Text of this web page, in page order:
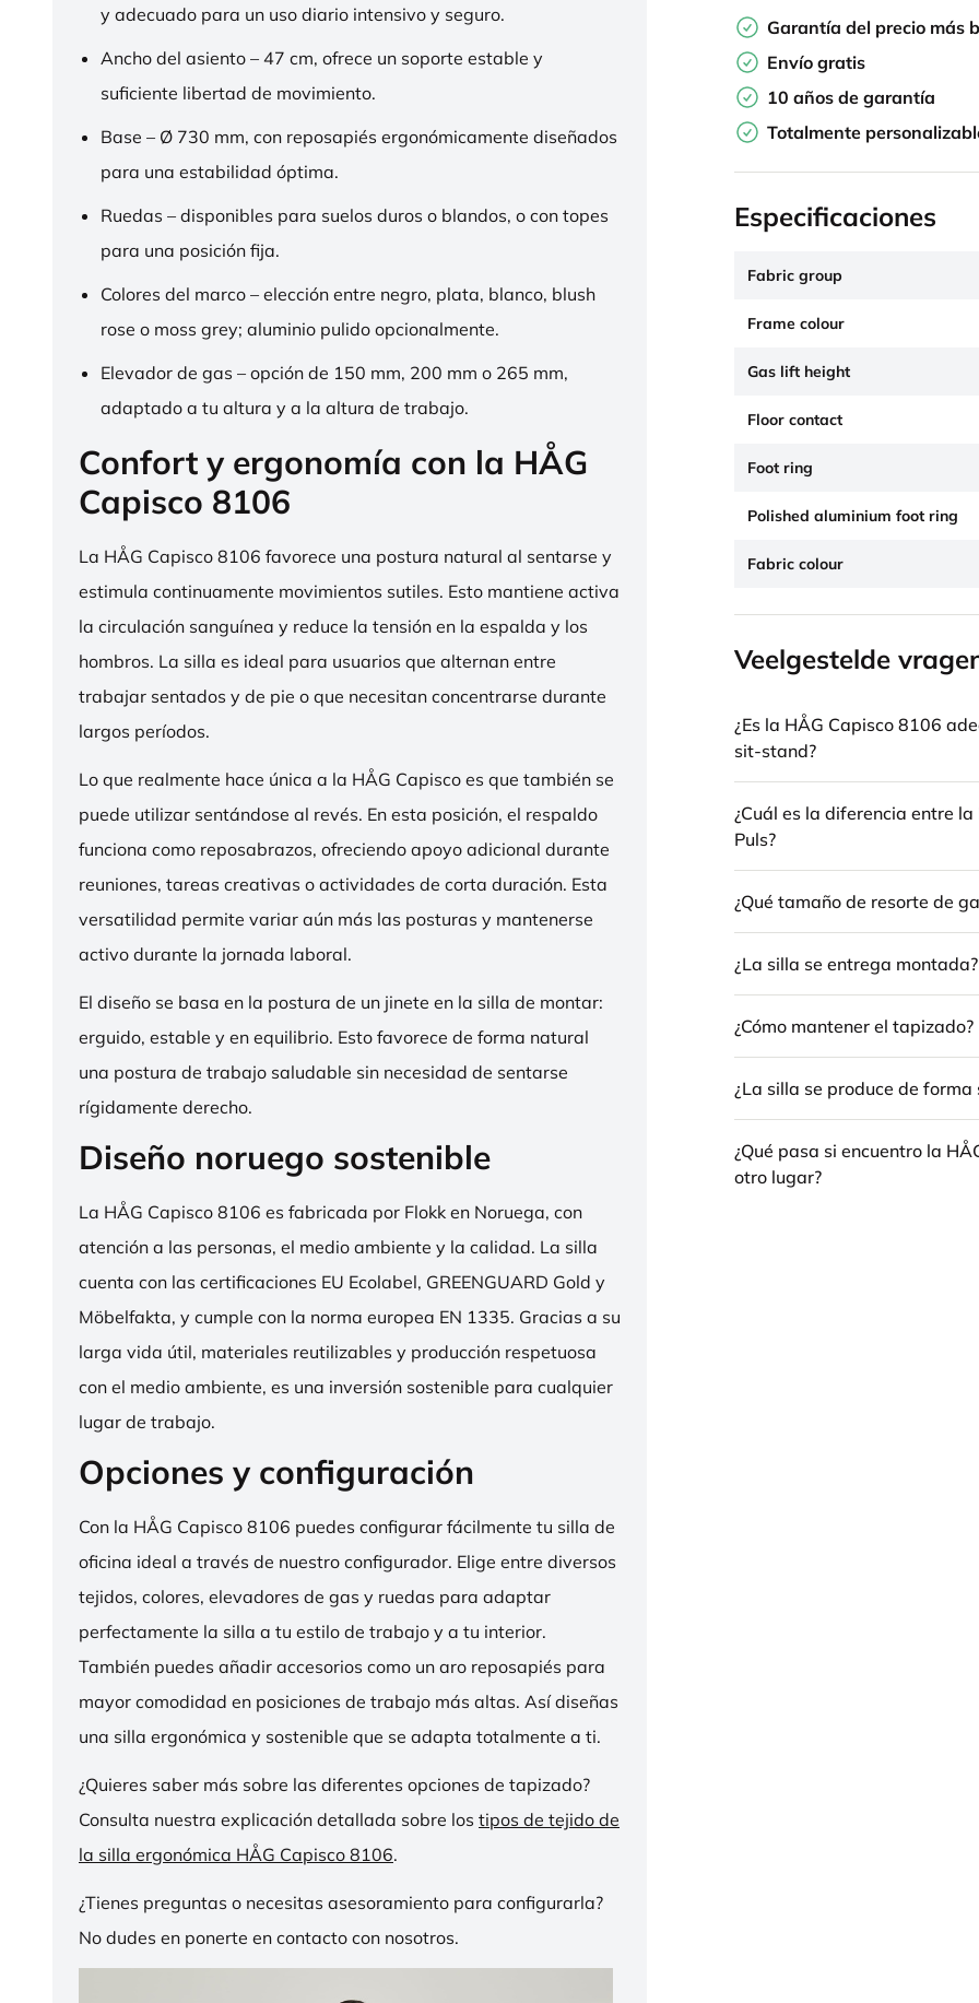
y adecuado para un uso diario intensivo y seguro.
Ancho del asiento – 47 cm, ofrece un soporte estable y
suficiente libertad de movimiento.
Base – Ø 730 mm, con reposapiés ergonómicamente diseñados
para una estabilidad óptima.
Ruedas – disponibles para suelos duros o blandos, o con topes
para una posición fija.
Colores del marco – elección entre negro, plata, blanco, blush
rose o moss grey; aluminio pulido opcionalmente.
Elevador de gas – opción de 150 mm, 200 mm o 265 mm,
adaptado a tu altura y a la altura de trabajo.
Confort y ergonomía con la HÅG
Capisco 8106
La HÅG Capisco 8106 favorece una postura natural al sentarse y
estimula continuamente movimientos sutiles. Esto mantiene activa
la circulación sanguínea y reduce la tensión en la espalda y los
hombros. La silla es ideal para usuarios que alternan entre
trabajar sentados y de pie o que necesitan concentrarse durante
largos períodos.
Lo que realmente hace única a la HÅG Capisco es que también se
puede utilizar sentándose al revés. En esta posición, el respaldo
funciona como reposabrazos, ofreciendo apoyo adicional durante
reuniones, tareas creativas o actividades de corta duración. Esta
versatilidad permite variar aún más las posturas y mantenerse
activo durante la jornada laboral.
El diseño se basa en la postura de un jinete en la silla de montar:
erguido, estable y en equilibrio. Esto favorece de forma natural
una postura de trabajo saludable sin necesidad de sentarse
rígidamente derecho.
Diseño noruego sostenible
La HÅG Capisco 8106 es fabricada por Flokk en Noruega, con
atención a las personas, el medio ambiente y la calidad. La silla
cuenta con las certificaciones EU Ecolabel, GREENGUARD Gold y
Möbelfakta, y cumple con la norma europea EN 1335. Gracias a su
larga vida útil, materiales reutilizables y producción respetuosa
con el medio ambiente, es una inversión sostenible para cualquier
lugar de trabajo.
Opciones y configuración
Con la HÅG Capisco 8106 puedes configurar fácilmente tu silla de
oficina ideal a través de nuestro configurador. Elige entre diversos
tejidos, colores, elevadores de gas y ruedas para adaptar
perfectamente la silla a tu estilo de trabajo y a tu interior.
También puedes añadir accesorios como un aro reposapiés para
mayor comodidad en posiciones de trabajo más altas. Así diseñas
una silla ergonómica y sostenible que se adapta totalmente a ti.
¿Quieres saber más sobre las diferentes opciones de tapizado?
Consulta nuestra explicación detallada sobre los tipos de tejido de
la silla ergonómica HÅG Capisco 8106.
¿Tienes preguntas o necesitas asesoramiento para configurarla?
No dudes en ponerte en contacto con nosotros.
Garantía del precio más
Envío gratis
10 años de garantía
Totalmente
Especificaciones
Fabric group
Frame colour
Gas lift height
Floor contact
Foot ring
Polished aluminium foot ring
Fabric colour
Veelgestelde
¿Es la HÅG Capisco 8106
sit-stand?
¿Cuál es la diferencia entre
Puls?
¿Qué tamaño de resorte de
¿La silla se entrega montada?
¿Cómo mantener el tapizado?
¿La silla se produce de forma
¿Qué pasa si encuentro la
otro lugar?